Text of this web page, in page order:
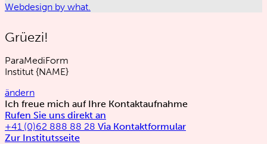
Webdesign by what.
Grüezi!
ParaMediForm
Institut {NAME}
ändern
Ich freue mich auf Ihre Kontaktaufnahme
Rufen Sie uns direkt an
+41 (0)62 888 88 28 Via Kontaktformular
Zur Institutsseite